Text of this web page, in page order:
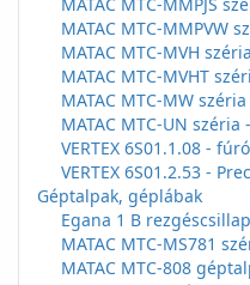
MATAC MTC-MMPVW
MATAC MTC-MVH
MATAC MTC-MVHT
MATAC MTC-MW
MATAC MTC-UN
VERTEX 6S01.1.08 -
VERTEX 6S01.2.53 -
Géptalpak, géplábak
Egana 1 B
MATAC MTC-MS781
MATAC MTC-808